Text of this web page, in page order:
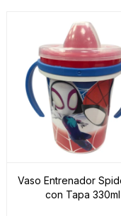
Vaso Entrenador
con Tapa 330ml